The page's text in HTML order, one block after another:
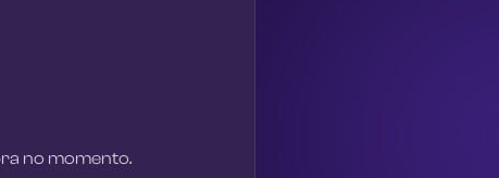
no momento.